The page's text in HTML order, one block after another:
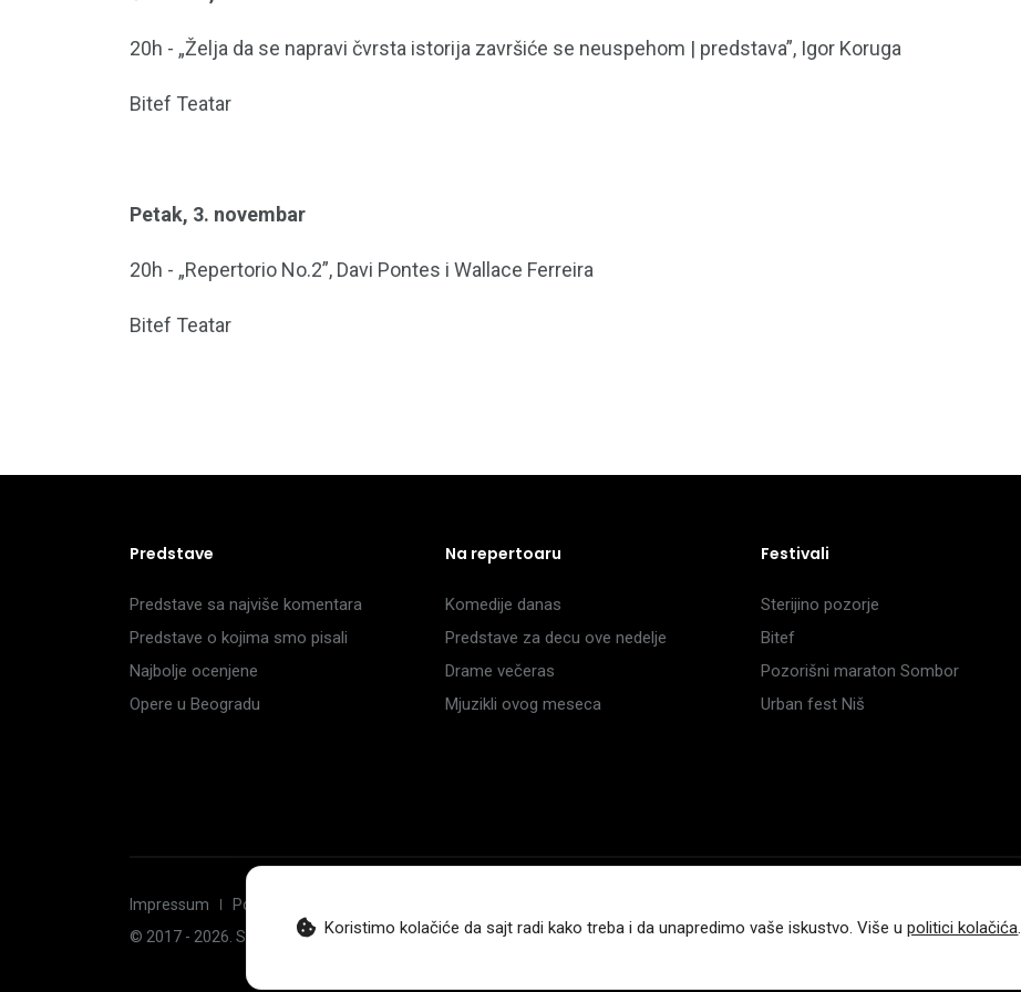
20h - „Želja da se napravi čvrsta istorija završiće se neuspehom | predstava”, Igor Koruga
Bitef Teatar
Petak, 3. novembar
20h - „Repertorio No.2”, Davi Pontes i Wallace Ferreira
Bitef Teatar
Koristimo kolačiće da sajt radi kako treba i da unapredimo vaše iskustvo. Više u politici kolačića.
Predstave
Predstave sa najviše komentara
Predstave o kojima smo pisali
Najbolje ocenjene
Opere u Beogradu
Na repertoaru
Komedije danas
Predstave za decu ove nedelje
Drame večeras
Mjuzikli ovog meseca
Festivali
Sterijino pozorje
Bitef
Pozorišni maraton Sombor
Urban fest Niš
Impressum Politika privatnosti
© 2017 - 2026 . Sva prava zadržava Hoću u pozorište.